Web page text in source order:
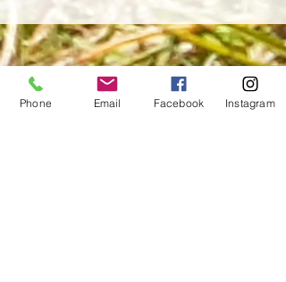
Unternehmen
Kinderparties allerlei,
Phone Email Facebook Instagram